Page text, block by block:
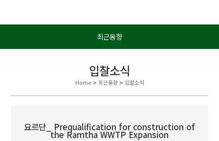
최근동향
입찰소식
Home > 최근동향> 입찰소식
요르단_ Prequalification for construction of
the Ramtha WWTP Expansion